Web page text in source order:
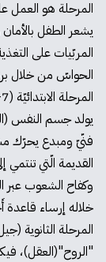
المرحلة هو
يشعر الطفل
المربّيات على
الحواسّ من خلال
يولد جسم النفس
فنّيّ ومبدع يحرّك
القديمة الّتي تنتمي
وكفاح الشعوب عبر
خلاله إرساء قاعدة
"الروح"(العقل)،